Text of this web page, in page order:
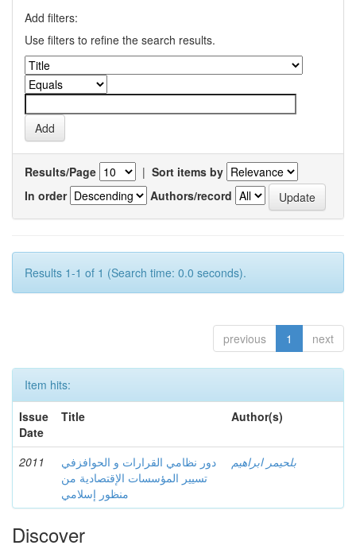
Add filters:
Use filters to refine the search results.
Results/Page | Sort items by
In order
Authors/record
Results 1-1 of 1 (Search time: 0.0 seconds).
previous 1 next
Item hits:
Issue
Date
Title Author(s)
2011
دور نظامي القرارات و الحوافزفي
تسيير المؤسسات الإقتصادية من
منظور إسلامي
بلحيمر ابراهيم
Discover